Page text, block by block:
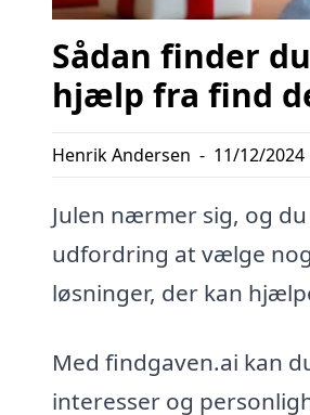
Sådan finder
hjælp fra find
Henrik Andersen - 11/12/2024
Julen nærmer sig, og
udfordring at vælge
løsninger, der kan
Med findgaven.ai kan
interesser og